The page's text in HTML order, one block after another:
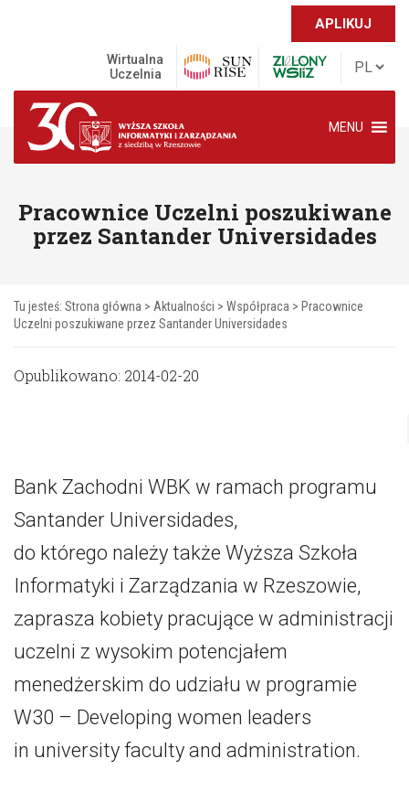
APLIKUJ
Wirtualna
Uczelnia
MENU
Pracownice Uczelni poszukiwane
przez Santander Universidades
Tu jesteś: Strona główna > Aktualności > Współpraca > Pracownice
Uczelni poszukiwane przez Santander Universidades
Opublikowano: 2014-02-20
Bank Zachodni WBK w ramach programu
Santander Universidades,
do którego należy także Wyższa Szkoła
Informatyki i Zarządzania w Rzeszowie,
zaprasza kobiety pracujące w administracji
uczelni z wysokim potencjałem
menedżerskim do udziału w programie
W30 – Developing women leaders
in university faculty and administration.